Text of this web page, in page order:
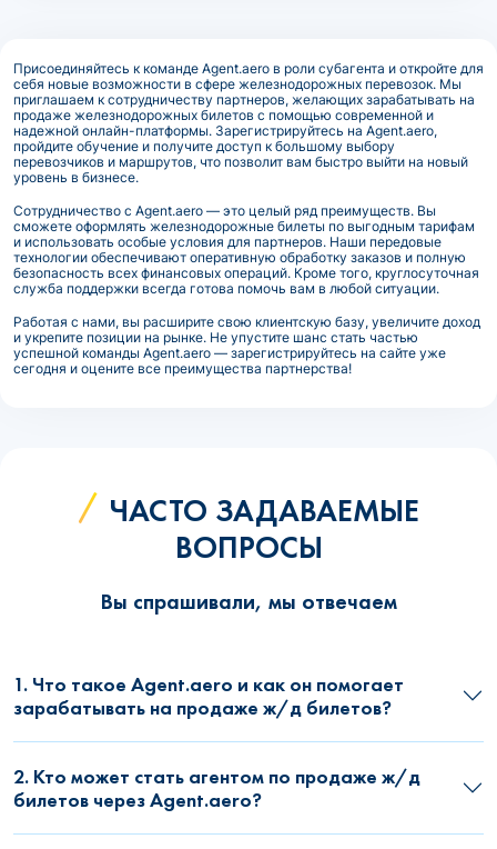
Присоединяйтесь к команде Agent.aero в роли субагента и откройте для
себя новые возможности в сфере железнодорожных перевозок. Мы
приглашаем к сотрудничеству партнеров, желающих зарабатывать на
продаже железнодорожных билетов с помощью современной и
надежной онлайн-платформы. Зарегистрируйтесь на Agent.aero,
пройдите обучение и получите доступ к большому выбору
перевозчиков и маршрутов, что позволит вам быстро выйти на новый
уровень в бизнесе.
Сотрудничество с Agent.aero — это целый ряд преимуществ. Вы
сможете оформлять железнодорожные билеты по выгодным тарифам
и использовать особые условия для партнеров. Наши передовые
технологии обеспечивают оперативную обработку заказов и полную
безопасность всех финансовых операций. Кроме того, круглосуточная
служба поддержки всегда готова помочь вам в любой ситуации.
Работая с нами, вы расширите свою клиентскую базу, увеличите доход
и укрепите позиции на рынке. Не упустите шанс стать частью
успешной команды Agent.aero — зарегистрируйтесь на сайте уже
сегодня и оцените все преимущества партнерства!
ЧАСТО ЗАДАВАЕМЫЕ
ВОПРОСЫ
Вы спрашивали, мы отвечаем
1. Что такое Agent.aero и как он помогает
зарабатывать на продаже ж/д билетов?
2. Кто может стать агентом по продаже ж/д
билетов через Agent.aero?